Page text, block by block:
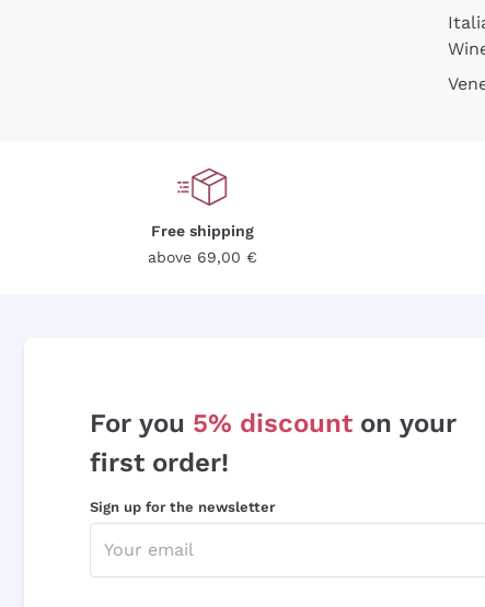
Free shipping
above 69,00 €
For you 5% discount on your
first order!
Sign up for the newsletter